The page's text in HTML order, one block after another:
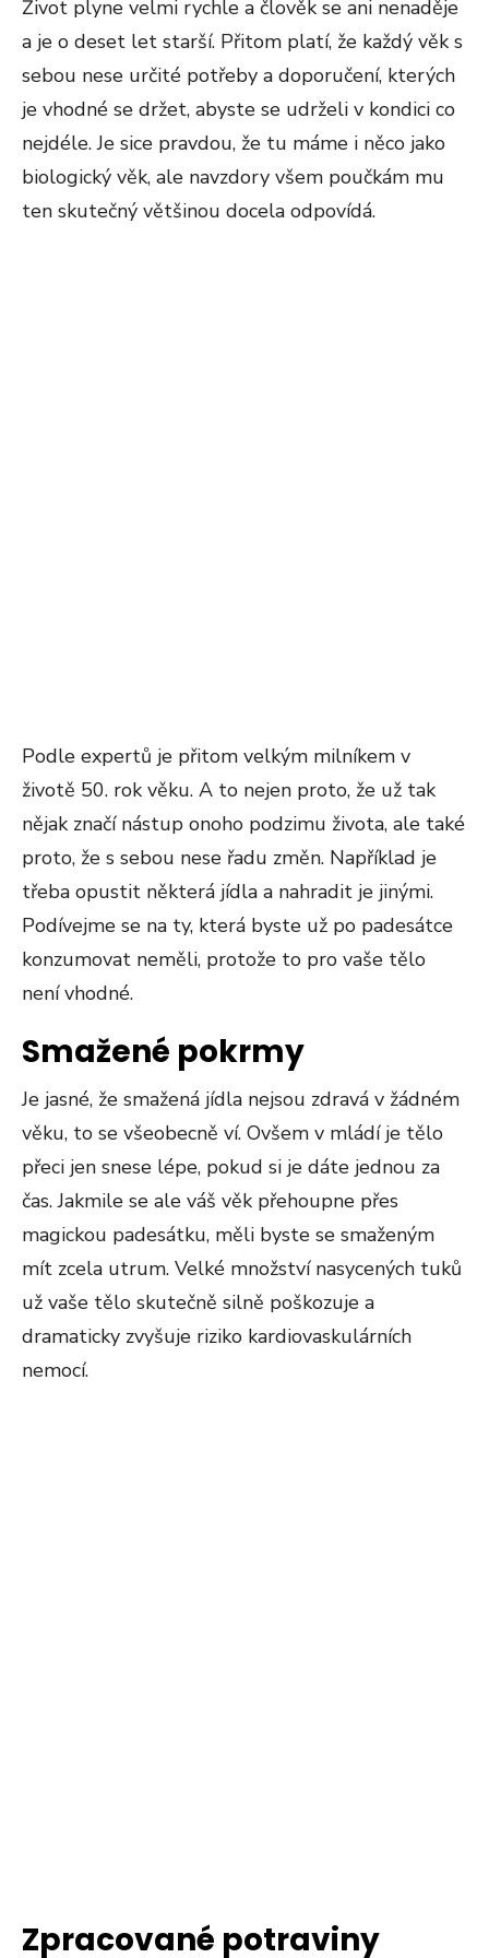
Život plyne velmi rychle a člověk se ani nenaděje
a je o deset let starší. Přitom platí, že každý věk s
sebou nese určité potřeby a doporučení, kterých
je vhodné se držet, abyste se udrželi v kondici co
nejdéle. Je sice pravdou, že tu máme i něco jako
biologický věk, ale navzdory všem poučkám mu
ten skutečný většinou docela odpovídá.
Podle expertů je přitom velkým milníkem v
životě 50. rok věku. A to nejen proto, že už tak
nějak značí nástup onoho podzimu života, ale také
proto, že s sebou nese řadu změn. Například je
třeba opustit některá jídla a nahradit je jinými.
Podívejme se na ty, která byste už po padesátce
konzumovat neměli, protože to pro vaše tělo
není vhodné.
Smažené pokrmy
Je jasné, že smažená jídla nejsou zdravá v žádném
věku, to se všeobecně ví. Ovšem v mládí je tělo
přeci jen snese lépe, pokud si je dáte jednou za
čas. Jakmile se ale váš věk přehoupne přes
magickou padesátku, měli byste se smaženým
mít zcela utrum. Velké množství nasycených tuků
už vaše tělo skutečně silně poškozuje a
dramaticky zvyšuje riziko kardiovaskulárních
nemocí.
Zpracované potraviny